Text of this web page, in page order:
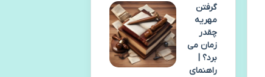
گرفتن
مهریه
چقدر
زمان می
برد؟ |
راهنمای